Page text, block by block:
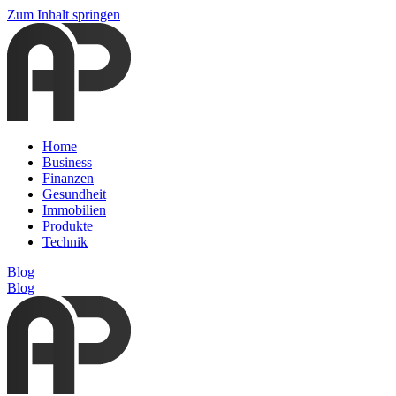
Zum Inhalt springen
Home
Business
Finanzen
Gesundheit
Immobilien
Produkte
Technik
Blog
Blog